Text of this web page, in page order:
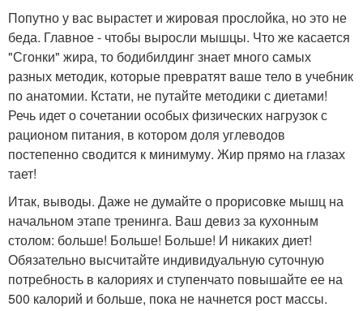
Попутно у вас вырастет и жировая прослойка, но это не
беда. Главное - чтобы выросли мышцы. Что же касается
"Сгонки" жира, то бодибилдинг знает много самых
разных методик, которые превратят ваше тело в учебник
по анатомии. Кстати, не путайте методики с диетами!
Речь идет о сочетании особых физических нагрузок с
рационом питания, в котором доля углеводов
постепенно сводится к минимуму. Жир прямо на глазах
тает!
Итак, выводы. Даже не думайте о прорисовке мышц на
начальном этапе тренинга. Ваш девиз за кухонным
столом: больше! Больше! Больше! И никаких диет!
Обязательно высчитайте индивидуальную суточную
потребность в калориях и ступенчато повышайте ее на
500 калорий и больше, пока не начнется рост массы.